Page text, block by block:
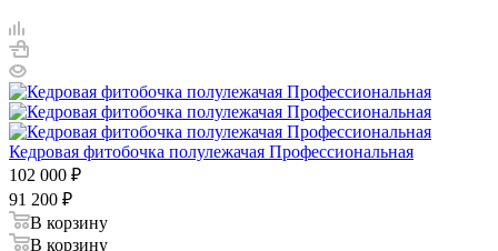
Кедровая фитобочка полулежачая Профессиональная
102 000 ₽
91 200 ₽
В корзину
В корзину